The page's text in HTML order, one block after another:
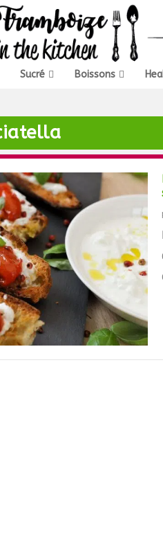
Sucré Boissons